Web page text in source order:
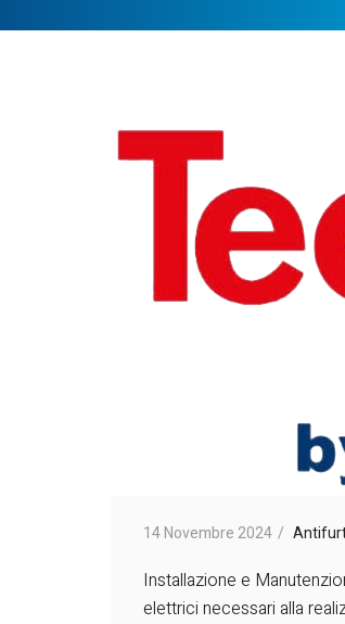
14 Novembre 2024
Installazione e
elettrici necessari alla